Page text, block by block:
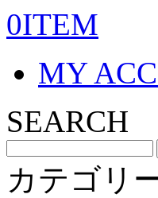
0ITEM
MY
SEARCH
カテゴリ